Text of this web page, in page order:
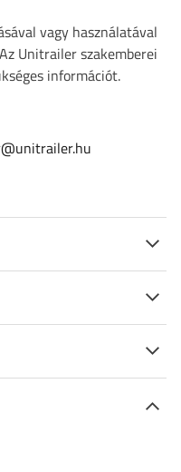
vagy használatával
Unitrailer szakemberei
információt.